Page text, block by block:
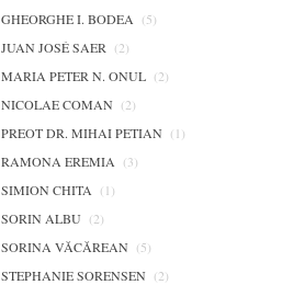
GHEORGHE I. BODEA (5)
JUAN JOSÉ SAER (2)
MARIA PETER N. ONUL (2)
NICOLAE COMAN (2)
PREOT DR. MIHAI PETIAN (1)
RAMONA EREMIA (3)
SIMION CHITA (1)
SORIN ALBU (2)
SORINA VĂCĂREAN (5)
STEPHANIE SORENSEN (2)